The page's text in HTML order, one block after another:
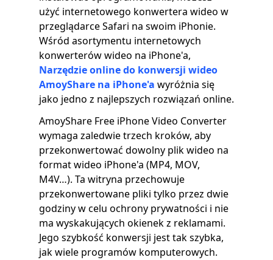
użyć internetowego konwertera wideo w
przeglądarce Safari na swoim iPhonie.
Wśród asortymentu internetowych
konwerterów wideo na iPhone'a,
Narzędzie online do konwersji wideo
AmoyShare na iPhone'a wyróżnia się
jako jedno z najlepszych rozwiązań online.
AmoyShare Free iPhone Video Converter
wymaga zaledwie trzech kroków, aby
przekonwertować dowolny plik wideo na
format wideo iPhone'a (MP4, MOV,
M4V…). Ta witryna przechowuje
przekonwertowane pliki tylko przez dwie
godziny w celu ochrony prywatności i nie
ma wyskakujących okienek z reklamami.
Jego szybkość konwersji jest tak szybka,
jak wiele programów komputerowych.